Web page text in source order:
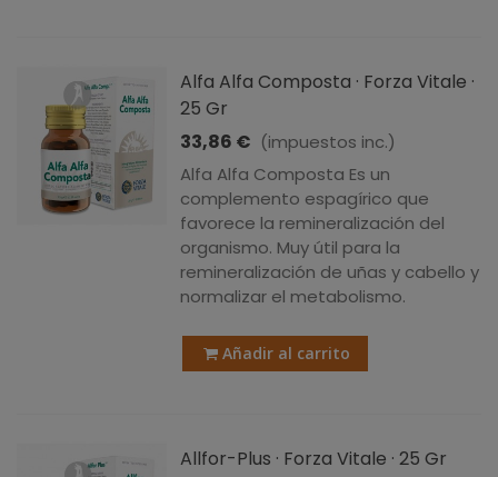
Alfa Alfa Composta · Forza Vitale ·
25 Gr
33,86 € (impuestos inc.)
Alfa Alfa Composta Es un
complemento espagírico que
favorece la remineralización del
organismo. Muy útil para la
remineralización de uñas y cabello y
normalizar el metabolismo.
Añadir al carrito
Allfor-Plus · Forza Vitale · 25 Gr